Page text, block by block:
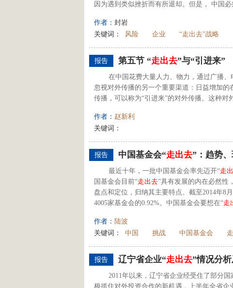
因为遇到类似挫折而有所退却。但是， 中国
作者： 封岩
关键词：
风险 企业 “走出去”战略
报告 第五节 “走出去”与“引进来”
在中国花费大量人力、物力，通过广播
忽视对外传播的另一个重要渠道：日益增加
传播，可以称为“引进来”的对外传播。这种对
作者： 赵新利
关键词：
报告 中国基金会“走出去”：趋势
最近十年，一批中国基金会率先迈开“走
国基金会目前“走出去”具有发展的内在必然性
盘点和定位，归纳其主要特点。截至2014年8
4005家基金会的0.92%。中国基金会要想在“走
作者： 陆波
关键词：
中国 挑战 中国基金会
报告 辽宁省企业“走出去”情况分
2011年以来，辽宁省企业经受住了部分
极抓住对外投资合作的新机遇，上半年全省企